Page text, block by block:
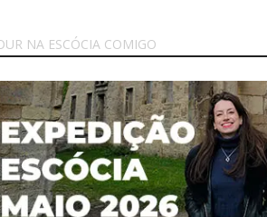
NA ESCÓCIA COMIGO